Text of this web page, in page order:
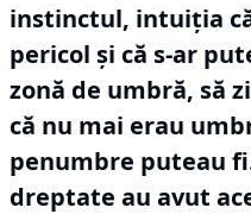
instinctul, intuiția
pericol și că s-ar
zonă de umbră, să
că nu mai erau
penumbre puteau
dreptate au avut